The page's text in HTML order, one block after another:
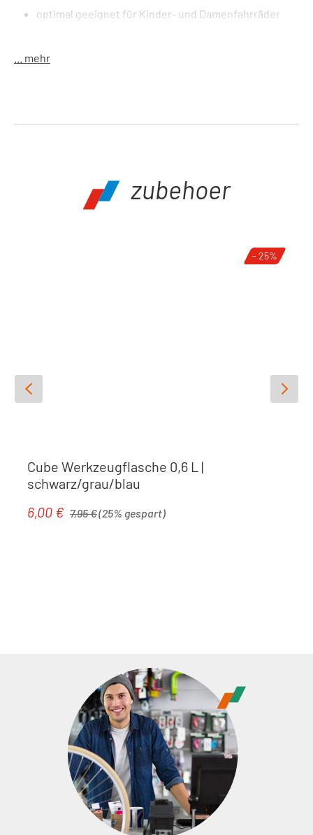
optimal geeignet für Kinder- und Damenfahrräder
... mehr
Produktgalerie überspringenzubehoer
- 25%
Cube Werkzeugflasche 0,6 L |
schwarz/grau/blau
Verkaufspreis:
6,00 € Regulärer Preis:
7,95 €(25% gespart)